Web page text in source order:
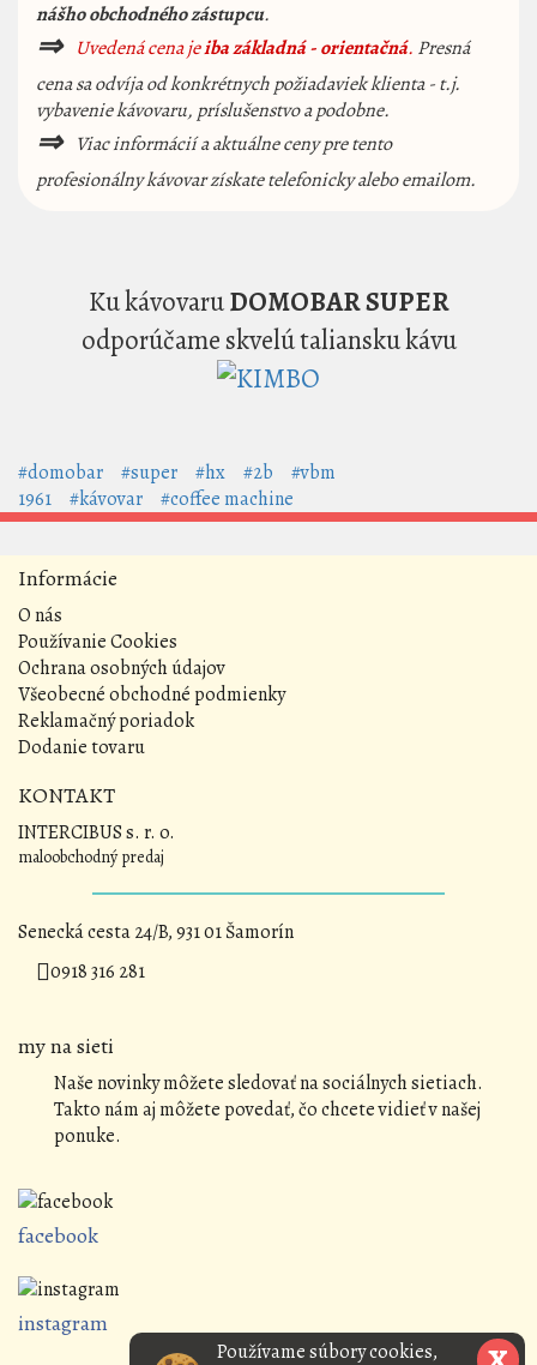
nášho obchodného zástupcu.
⇒ Uvedená cena jeiba základná - orientačná. Presná
cena sa odvíja od konkrétnych požiadaviek klienta - t.j.
vybavenie kávovaru, príslušenstvo a podobne.
⇒Viac informácií a aktuálne ceny pre tento
profesionálny kávovar získate telefonicky alebo emailom.
Ku kávovaruDOMOBAR SUPER
odporúčame skvelú taliansku kávu
#domobar #super #hx #2b
#vbm
1961
#kávovar #coffee machine
Informácie
O nás
Používanie Cookies
Ochrana osobných údajov
Všeobecné obchodné podmienky
Reklamačný poriadok
Dodanie tovaru
KONTAKT
INTERCIBUS s. r. o.
maloobchodný predaj
Senecká cesta 24/B, 931 01 Šamorín
0918 316 281
my na sieti
Naše novinky môžete sledovať na sociálnych sietiach.
Takto nám aj môžete povedať, čo chcete vidieť v našej
ponuke.
facebook
instagram
Používame súbory cookies,